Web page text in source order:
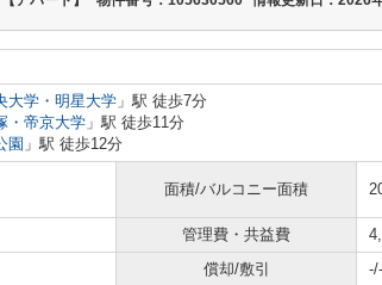
大学・明星大学 」駅 徒歩7分
・帝京大学 」駅 徒歩11分
園 」駅 徒歩12分
面積/バルコニー面積
管理費・共益費
償却/敷引
-/-